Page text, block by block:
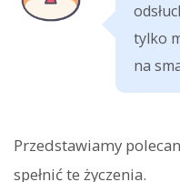
tylko
na
Przedstawiamy
spełnić te życzenia.